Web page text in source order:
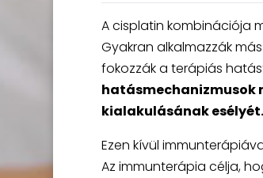
A cisplatin kombinációja
Gyakran alkalmazzák
fokozzák a terápiás
hatásmechanizmusok
kialakulásának esélyét.
Ezen kívül
Az immunterápia célja,